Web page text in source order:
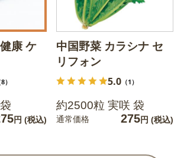
康 ケ
）
円 (税込)
中国野菜 カラシナ セ
リフォン
5.0（1）
約2500粒 実咲 袋
通常価格 275円 (税込)